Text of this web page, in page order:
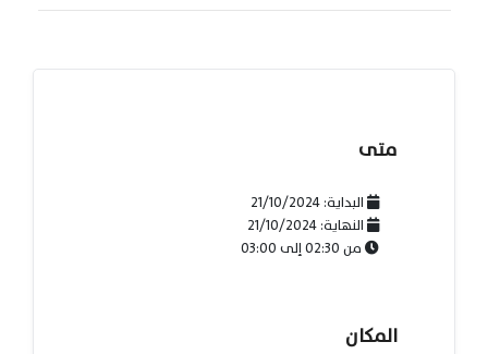
متى
البداية:21/10/2024
النهاية:21/10/2024
من02:30إلى03:00
المكان